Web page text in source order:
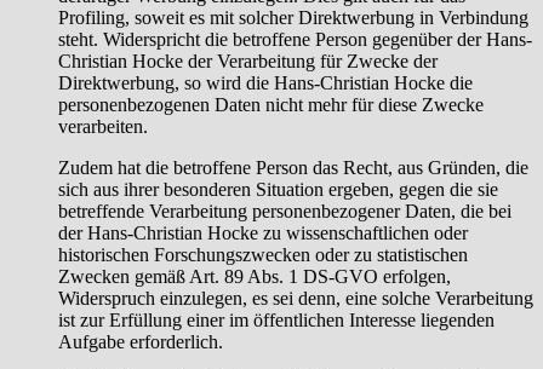
Profiling, soweit es mit solcher Direktwerbung in Verbindung
steht. Widerspricht die betroffene Person gegenüber der Hans-
Christian Hocke der Verarbeitung für Zwecke der
Direktwerbung, so wird die Hans-Christian Hocke die
personenbezogenen Daten nicht mehr für diese Zwecke
verarbeiten.
Zudem hat die betroffene Person das Recht, aus Gründen, die
sich aus ihrer besonderen Situation ergeben, gegen die sie
betreffende Verarbeitung personenbezogener Daten, die bei
der Hans-Christian Hocke zu wissenschaftlichen oder
historischen Forschungszwecken oder zu statistischen
Zwecken gemäß Art. 89 Abs. 1 DS-GVO erfolgen,
Widerspruch einzulegen, es sei denn, eine solche Verarbeitung
ist zur Erfüllung einer im öffentlichen Interesse liegenden
Aufgabe erforderlich.